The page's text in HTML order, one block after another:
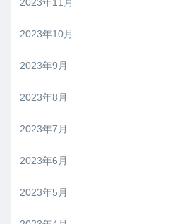
2023年10月
2023年9月
2023年8月
2023年7月
2023年6月
2023年5月